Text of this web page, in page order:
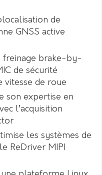
de
GNSS active
brake-by-
de sécurité
vitesse de roue
son expertise en
l’acquisition
les systèmes de
ReDriver MIPI